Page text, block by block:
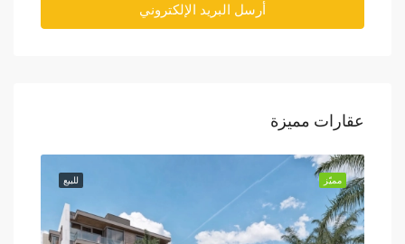
أرسل البريد الإلكتروني
عقارات مميزة
للبيع مميّز